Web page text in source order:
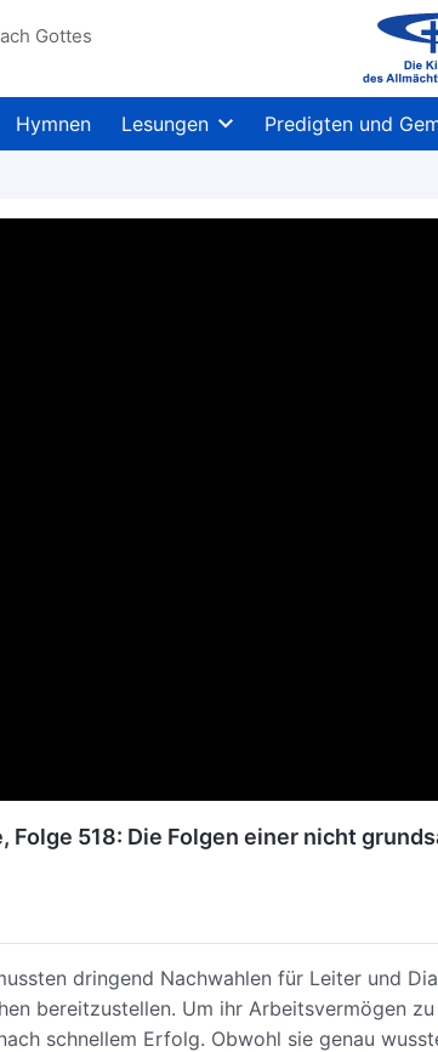
Gottes
Hymnen Lesungen Predigten und
518: Die Folgen einer nicht
dringend Nachwahlen für Leiter und
bereitzustellen. Um ihr Arbeitsvermögen
schnellem Erfolg. Obwohl sie genau